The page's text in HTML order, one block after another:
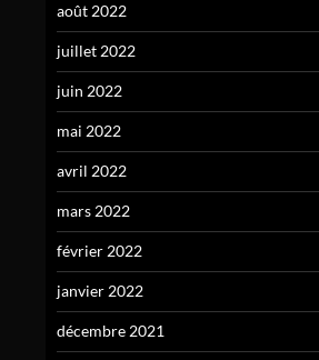
août 2022
juillet 2022
juin 2022
mai 2022
avril 2022
mars 2022
février 2022
janvier 2022
décembre 2021